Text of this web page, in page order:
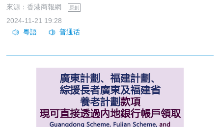
來源：香港商報網 原創
2024-11-21 19:28